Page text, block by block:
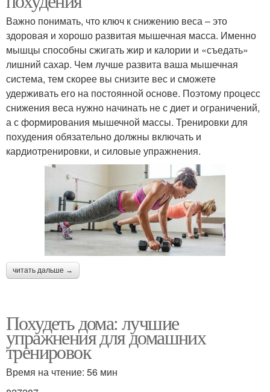
Программы для
похудения
похудения
Места для тренировок
Важно понимать, что ключ к снижению веса – это
здоровая и хорошо развитая мышечная масса. Именно
мышцы способны сжигать жир и калории и «съедать»
лишний сахар. Чем лучше развита ваша мышечная
система, тем скорее вы снизите вес и сможете
удерживать его на постоянной основе. Поэтому процесс
снижения веса нужно начинать не с диет и ограничений,
а с формирования мышечной массы. Тренировки для
похудения обязательно должны включать и
кардиотренировки, и силовые упражнения.
читать дальше →
Похудеть дома: лучшие
упражнения для домашних
тренировок
Время на чтение: 56 мин